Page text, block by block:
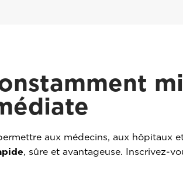
aux médecins, aux hôpitaux
, sûre et avantageuse. Inscrivez-